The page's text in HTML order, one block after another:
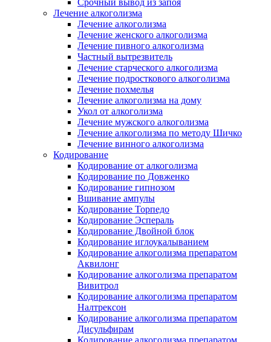
Срочный вывод из запоя
Лечение алкоголизма
Лечение алкоголизма
Лечение женского алкоголизма
Лечение пивного алкоголизма
Частный вытрезвитель
Лечение старческого алкоголизма
Лечение подросткового алкоголизма
Лечение похмелья
Лечение алкоголизма на дому
Укол от алкоголизма
Лечение мужского алкоголизма
Лечение алкоголизма по методу Шичко
Лечение винного алкоголизма
Кодирование
Кодирование от алкоголизма
Кодирование по Довженко
Кодирование гипнозом
Вшивание ампулы
Кодирование Торпедо
Кодирование Эспераль
Кодирование Двойной блок
Кодирование иглоукалыванием
Кодирование алкоголизма препаратом
Аквилонг
Кодирование алкоголизма препаратом
Вивитрол
Кодирование алкоголизма препаратом
Налтрексон
Кодирование алкоголизма препаратом
Дисульфирам
Кодирование алкоголизма препаратом